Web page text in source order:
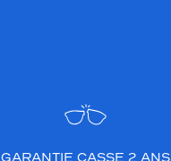
GARANTIE CASSE 2 ANS